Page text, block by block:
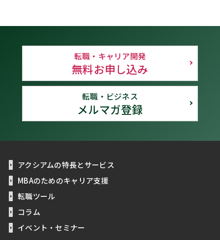
転職・キャリア開発
無料お申し込み
転職・ビジネス
メルマガ登録
アクシアムの特長とサービス
MBAのためのキャリア支援
転職ツール
コラム
イベント・セミナー